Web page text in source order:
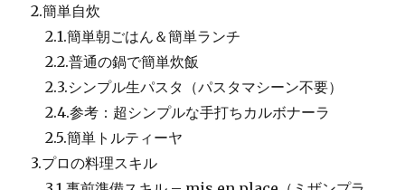
2.簡単自炊
2.1.簡単朝ごはん＆簡単ランチ
2.2.普通の鍋で簡単炊飯
2.3.シンプル生パスタ（パスタマシーン不要）
2.4.参考：超シンプルな手打ちカルボナーラ
2.5.簡単トルティーヤ
3.プロの料理スキル